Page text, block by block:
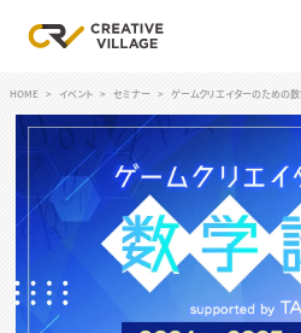
ログイン
RECRUIT
クリエイター求人を探す
HOME イベント セミナー ゲームクリエイターのため